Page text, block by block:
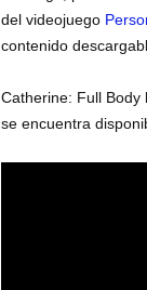
del videojuego
contenido
Catherine: Full Body
se encuentra